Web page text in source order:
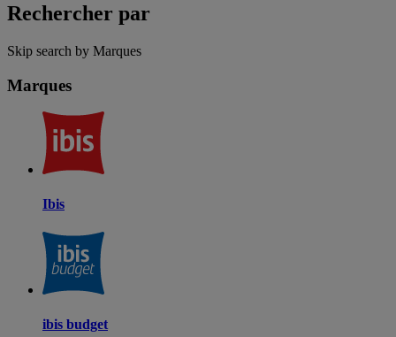
Rechercher par
Skip search by Marques
Marques
Ibis
ibis budget